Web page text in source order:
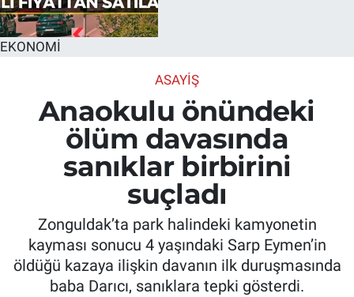
EKONOMİ
ASAYIŞ
Anaokulu önündeki
ölüm davasında
sanıklar birbirini
suçladı
Zonguldak’ta park halindeki kamyonetin
kayması sonucu 4 yaşındaki Sarp Eymen’in
öldüğü kazaya ilişkin davanın ilk duruşmasında
baba Darıcı, sanıklara tepki gösterdi.